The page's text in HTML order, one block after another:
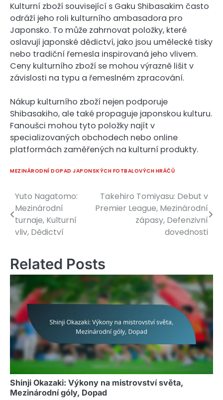
Kulturní zboží související s Gaku Shibasakim často
odráží jeho roli kulturního ambasadora pro
Japonsko. To může zahrnovat položky, které
oslavují japonské dědictví, jako jsou umělecké tisky
nebo tradiční řemesla inspirovaná jeho vlivem.
Ceny kulturního zboží se mohou výrazně lišit v
závislosti na typu a řemeslném zpracování.
Nákup kulturního zboží nejen podporuje
Shibasakiho, ale také propaguje japonskou kulturu.
Fanoušci mohou tyto položky najít v
specializovaných obchodech nebo online
platformách zaměřených na kulturní produkty.
MEZINÁRODNÍ DOPAD JAPONSKÝCH FOTBALOVÝCH HRÁČŮ
Post
navigation
Yuto Nagatomo:
Mezinárodní
turnaje, Kulturní
vliv, Dědictví
Takehiro Tomiyasu: Debut v
Premier League, Mezinárodní
zápasy, Defenzivní
dovednosti
Related Posts
Shinji Okazaki: Výkony na mistrovství světa,
Mezinárodní góly, Dopad